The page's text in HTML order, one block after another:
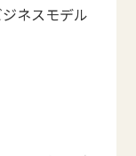
ネスモデル